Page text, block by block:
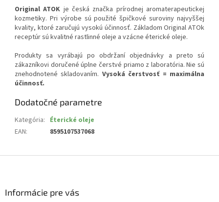
Original ATOK je česká značka prírodnej aromaterapeutickej
kozmetiky. Pri výrobe sú použité špičkové suroviny najvyššej
kvality, ktoré zaručujú vysokú účinnosť. Základom Original ATOk
receptúr sú kvalitné rastlinné oleje a vzácne éterické oleje.
Produkty sa vyrábajú po obdržaní objednávky a preto sú
zákazníkovi doručené úplne čerstvé priamo z laboratória. Nie sú
znehodnotené skladovaním. Vysoká čerstvosť = maximálna
účinnosť.
Dodatočné parametre
Kategória: Éterické oleje
EAN: 8595107537068
Informácie pre vás